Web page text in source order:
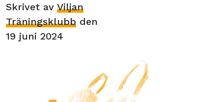
Skrivet av Viljan
Träningsklubb den
19 juni 2024